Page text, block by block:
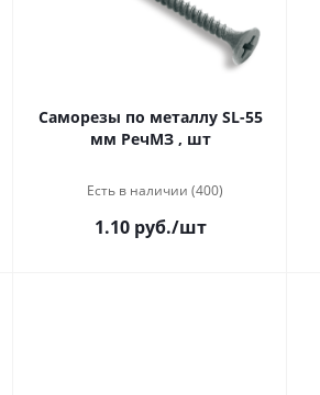
Саморезы по металлу SL-55
мм РечМЗ , шт
Есть в наличии (400)
1.10 руб./шт